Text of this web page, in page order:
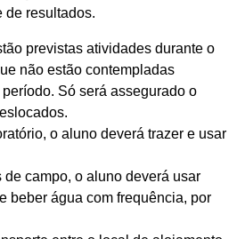
de resultados.
previstas atividades durante o
não estão contempladas
Só será assegurado o
o aluno deverá trazer e usar
de campo, o aluno deverá usar
beber água com frequência, por